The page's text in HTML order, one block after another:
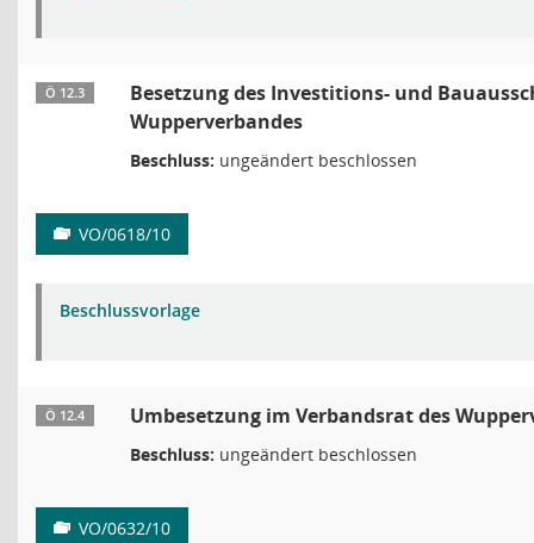
Ö 12.3
Besetzung des Investitions- und
Wupperverbandes
Beschluss: ungeändert beschlossen
VO/0618/10
Beschlussvorlage
Ö 12.4 Umbesetzung im Verbandsrat des
Beschluss: ungeändert beschlossen
VO/0632/10